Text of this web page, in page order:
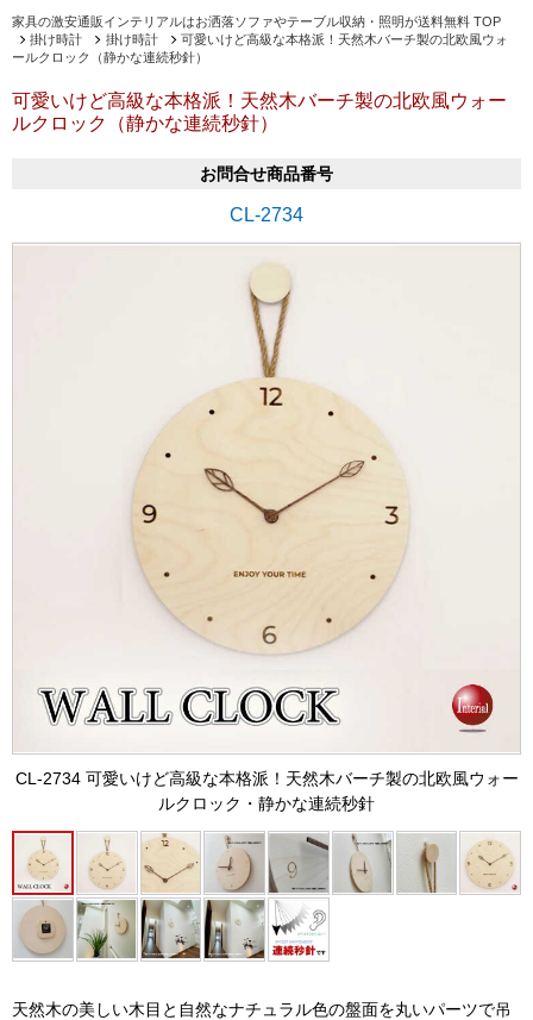
家具の激安通販インテリアルはお洒落ソファやテーブル収納・照明が送料無料 TOP
掛け時計
掛け時計
可愛いけど高級な本格派！天然木バーチ製の北欧風ウォ
ールクロック（静かな連続秒針）
可愛いけど高級な本格派！天然木バーチ製の北欧風ウォー
ルクロック（静かな連続秒針）
お問合せ商品番号
CL-2734
CL-2734 可愛いけど高級な本格派！天然木バーチ製の北欧風ウォー
ルクロック・静かな連続秒針
天然木の美しい木目と自然なナチュラル色の盤面を丸いパーツで吊